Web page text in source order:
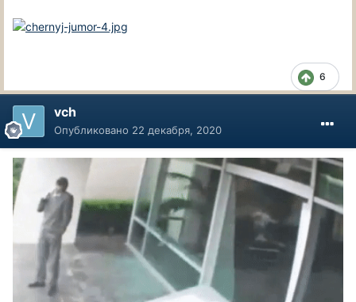
6
vch
Опубликовано 22 декабря, 2020